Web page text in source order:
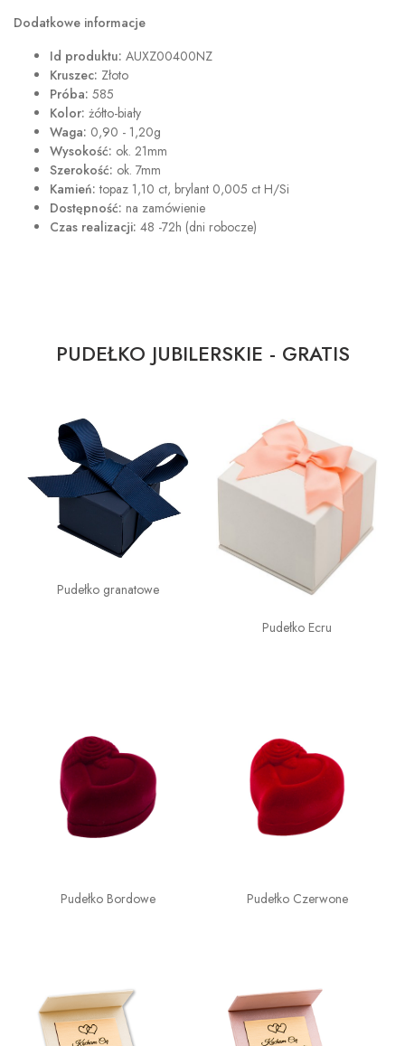
Dodatkowe informacje
Id produktu: AUXZ00400NZ
Kruszec: Złoto
Próba: 585
Kolor: żółto-biały
Waga: 0,90 - 1,20g
Wysokość: ok. 21mm
Szerokość: ok. 7mm
Kamień: topaz 1,10 ct, brylant 0,005 ct H/Si
Dostępność: na zamówienie
Czas realizacji: 48 -72h (dni robocze)
PUDEŁKO JUBILERSKIE - GRATIS
Pudełko granatowe
Pudełko Ecru
Pudełko Bordowe Pudełko Czerwone